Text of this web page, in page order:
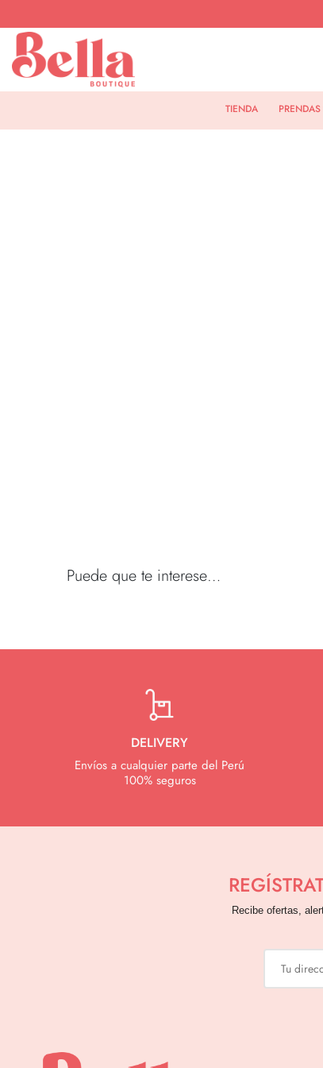
TIENDA
Puede que te interese…
DELIVERY
Envíos a cualquier parte del Perú
100% seguros
Recibe ofertas,